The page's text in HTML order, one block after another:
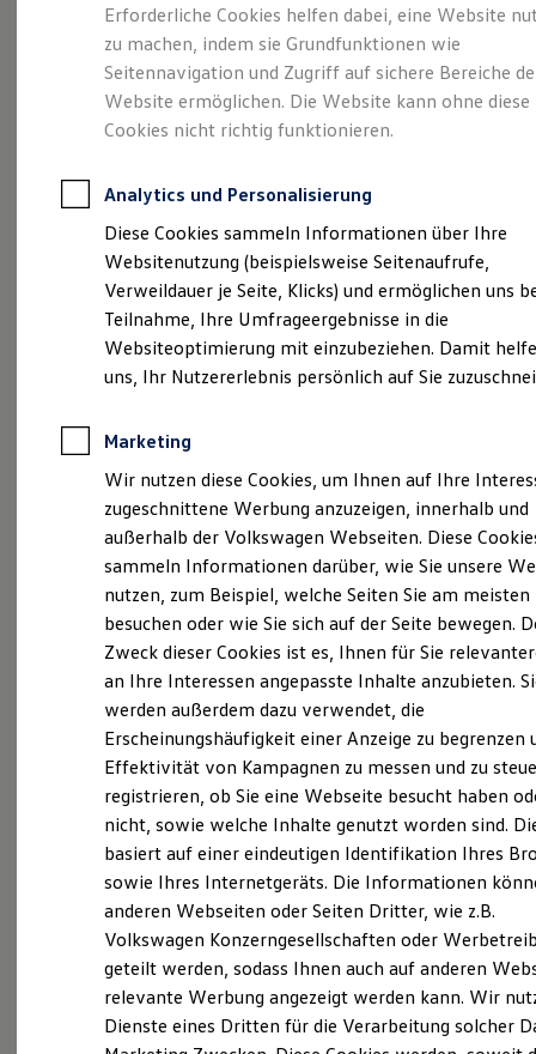
Leasing
Leasing-Angebote
Gebrauchtwagen Leasing
Junge Gebrauchtwagen-Leasing
Elektroauto Leasing
Kleinwagen-Leasing
Leasing ohne Anzahlung
Autokredit mit Schlussrate
Versicherungen und Garantien
Kfz-Versicherung
Restschuldversicherungen
Garantien
Wartungsverträge
Geschäftskunden
Professional Class bei Volkswagen
Großkunden
Behörden
Anpfiff zum Gewinn
Elektroautos
ID. Tutorials
Elektrofahrzeugkonzepte
Reichweite
Reichweite der ID. Modelle
Reichweite im Winter
Laden
Laden unterwegs
Laden Zuhause
Ladezeitensimulator
Batterie
Sicherheit
Garantie und Lebensdauer
Nachhaltigkeit
Technologie
Kosten und Kauf
Verbrauchskosten
Kaufoptionen
E-Auto-Förderung
Software und Konnektivität
Die ID. Software 6
ID. Software Versionen und Updates
Digitale Extras
Schnittstellen zu Ihrem ID.
Die ENERGY
Sondermodelle
Impressum & Rechtliches)
Probefahrt vereinbaren
Fahrzeugangebot anfordern
Servicetermin buchen
Serviceanfrage stellen
Erforderliche Cookies helfen dabei, eine Website
zu machen, indem sie Grundfunktionen wie
Seitennavigation und Zugriff auf sichere Bereiche
Website ermöglichen. Die Website kann ohne diese
Cookies nicht richtig funktionieren.
Analytics und Personalisierung
Diese Cookies sammeln Informationen über Ihre
Websitenutzung (beispielsweise Seitenaufrufe,
Verweildauer je Seite, Klicks) und ermöglichen uns
Teilnahme, Ihre Umfrageergebnisse in die
Websiteoptimierung mit einzubeziehen. Damit
uns, Ihr Nutzererlebnis persönlich auf Sie
Marketing
Wir nutzen diese Cookies, um Ihnen auf Ihre
zugeschnittene Werbung anzuzeigen, innerhalb und
außerhalb der Volkswagen Webseiten. Diese
sammeln Informationen darüber, wie Sie unsere
nutzen, zum Beispiel, welche Seiten Sie am meisten
besuchen oder wie Sie sich auf der Seite bewegen.
Zweck dieser Cookies ist es, Ihnen für Sie
an Ihre Interessen angepasste Inhalte anzubieten.
werden außerdem dazu verwendet, die
Erscheinungshäufigkeit einer Anzeige zu begrenzen
Effektivität von Kampagnen zu messen und zu
registrieren, ob Sie eine Webseite besucht haben
nicht, sowie welche Inhalte genutzt worden sind.
basiert auf einer eindeutigen Identifikation Ihres
sowie Ihres Internetgeräts. Die Informationen
anderen Webseiten oder Seiten Dritter, wie z.B.
Volkswagen Konzerngesellschaften oder
geteilt werden, sodass Ihnen auch auf anderen
relevante Werbung angezeigt werden kann. Wir
Dienste eines Dritten für die Verarbeitung solcher